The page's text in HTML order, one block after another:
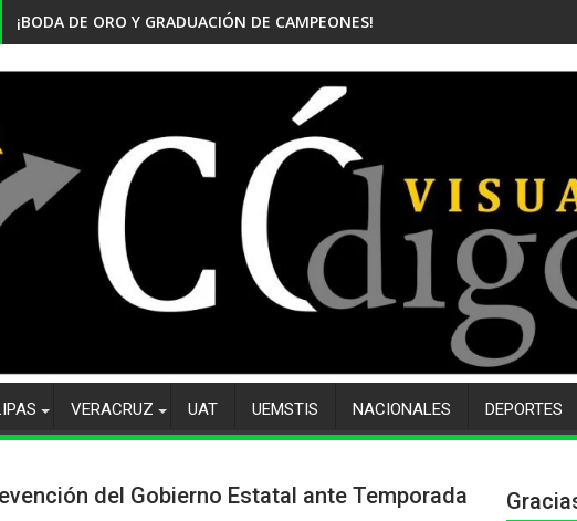
¡BODA DE ORO Y GRADUACIÓN DE CAMPEONES! CELEBRA EL CBTis No.
VERACRUZ UAT UEMSTIS NACIONALES DEPORTES
del Gobierno Estatal ante Temporada